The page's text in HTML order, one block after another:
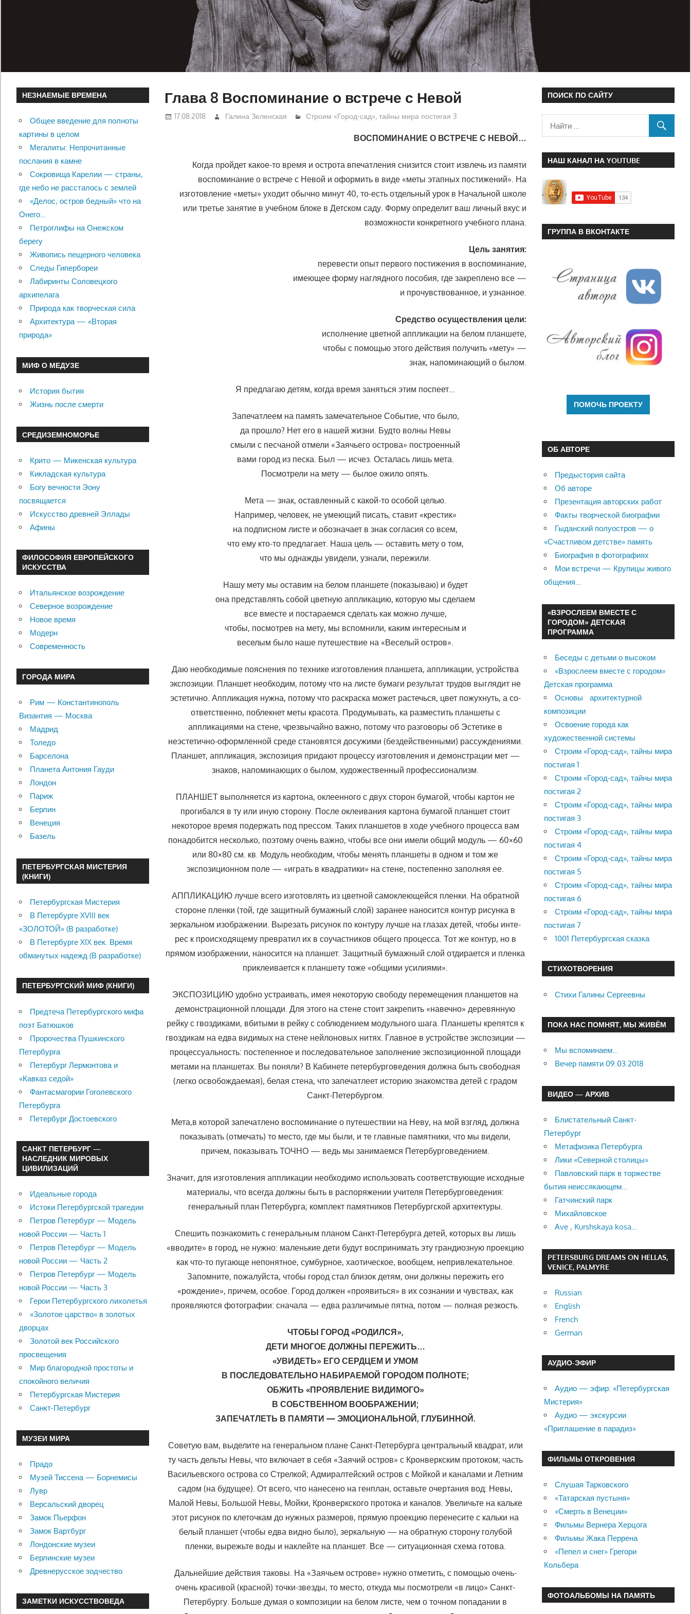
Глава 8 Воспоминание о встрече с Невой
17.08.2018 Галина Зеленская Строим «Город-сад», тайны мира постигая 3
ВОСПОМИНАНИЕ О ВСТРЕЧЕ С НЕВОЙ…
Когда пройдет какое-то время и острота впечатления снизится стоит извлечь из памяти
воспоминание о встрече с Невой и оформить в виде «меты этапных постижений». На
изготовление «меты» уходит обычно минут 40, то-есть отдельный урок в Начальной школе
или тре­тье занятие в учебном блоке в Детском саду. Форму определит ваш личный вкус и
возможности конкретного учебного плана.
Цель занятия:
перевести опыт первого постижения в воспоминание,
имеющее форму наглядного пособия, где закреплено все —
и прочувствованное, и узнанное.
Средство осуществления цели:
исполнение цветной аппликации на белом планшете,
чтобы с помощью этого действия получить «мету» —
знак, напоминающий о былом.
Я предлагаю детям, когда время заняться этим поспеет…
Запечатлеем на память замечательное Событие, что было,
да прошло? Нет его в нашей жизни. Будто волны Невы
смыли с песчаной отмели «Заячьего острова» построенный
вами город из песка. Был — исчез. Осталась лишь мета.
Посмотрели на мету — былое ожило опять.
Мета — знак, оставленный с какой-то особой целью.
Например, человек, не умеющий писать, ставит «крестик»
на подписном листе и обозначает в знак согласия со всем,
что ему кто-то предлагает. Наша цель — оставить мету о том,
что мы однажды увидели, узнали, пережили.
Нашу мету мы оставим на белом планшете (показываю) и будет
она представлять собой цветную аппликацию, которую мы сделаем
все вместе и постараемся сделать как можно лучше,
чтобы, посмотрев на мету, мы вспомнили, каким интересным и
веселым было наше путешествие на «Веселый остров».
Даю необходимые пояснения по технике изготовления планшета, аппликации, устройства
экспозиции. Планшет необходим, потому что на листе бумаги результат трудов выглядит не
эстетично. Аппликация нужна, потому что раскраска может растечься, цвет пожухнуть, а со­
ответственно, поблекнет меты красота. Продумывать, ка разместить планшеты с
аппликациями на стене, чрезвычайно важно, потому что разговоры об Эстетике в
неэстетично-оформленной среде становятся досужими (бездейственными) рассуждениями.
Планшет, аппликация, экспозиция придают процессу изготовления и демонстрации мет —
зна­ков, напоминающих о былом, художественный профессионализм.
ПЛАНШЕТ выполняется из картона, оклеенного с двух сторон бумагой, чтобы картон не
прогибался в ту или иную сторону. После оклеивания картона бумагой планшет стоит
некоторое время подер­жать под прессом. Таких планшетов в ходе учебного процесса вам
понадобится несколько, поэтому очень важно, чтобы все они имели общий модуль — 60×60
или 80×80 см. кв. Модуль необходим, чтобы менять планшеты в одном и том же
экспозиционном поле — «играть в квадратики» на стене, постепенно заполняя ее.
АППЛИКАЦИЮ лучше всего изготовлять из цветной самоклею­щейся пленки. На обратной
стороне пленки (той, где защитный бумаж­ный слой) заранее наносится контур рисунка в
зеркальном изображе­нии. Вырезать рисунок по контуру лучше на глазах детей, чтобы инте­
рес к происходящему превратил их в соучастников общего процесса. Тот же контур, но в
прямом изображении, наносится на планшет. За­щитный бумажный слой отдирается и пленка
приклеивается к планше­ту тоже «общими усилиями».
ЭКСПОЗИЦИЮ удобно устраивать, имея некоторую свободу пе­ремещения планшетов на
демонстрационной площади. Для этого на стене стоит закрепить «навечно» деревянную
рейку с гвоздиками, вби­тыми в рейку с соблюдением модульного шага. Планшеты крепятся к
гвоздикам на едва видимых на стене нейлоновых нитях. Главное в ус­тройстве экспозиции —
процессуальность: постепенное и последова­тельное заполнение экспозиционной площади
метами на планшетах. Вы поняли? В Кабинете петербурговедения должна быть свободная
(легко освобождаемая), белая стена, что запечатлеет историю знакомства детей с градом
Санкт-Петербургом.
Мета,в которой запечатлено воспоминание о путешествии на Неву, на мой взгляд, должна
показывать (отмечать) то место, где мы были, и те главные памятники, что мы видели,
причем, показывать ТОЧНО — ведь мы занимаемся Петербурговедением.
Значит, для изготовления аппликации необходимо использовать соответствующие исходные
материалы, что всегда должны быть в рас­поряжении учителя Петербурговедения:
генеральный план Петербур­га; комплект памятников Петербургской архитектуры.
Спешить познакомить с генеральным планом Санкт-Петербурга детей, которых вы лишь
«вводите» в город, не нужно: маленькие дети будут воспринимать эту грандиозную проекцию
как что-то пугающе ­непонятное, сумбурное, хаотическое, вообщем, непривлекательное.
Запомните, пожалуйста, чтобы город стал близок детям, они должны пережить его
«рождение», причем, особое. Город должен «проявиться» в их сознании и чувствах, как
проявляются фотографии: сначала — едва различимые пятна, потом — полная резкость.
ЧТОБЫ ГОРОД «РОДИЛСЯ»,
ДЕТИ МНОГОЕ ДОЛЖНЫ ПЕРЕЖИТЬ…
«УВИДЕТЬ» ЕГО СЕРДЦЕМ И УМОМ
В ПОСЛЕДОВАТЕЛЬНО НАБИРАЕМОЙ ГОРОДОМ ПОЛНОТЕ;
ОБЖИТЬ «ПРОЯВЛЕНИЕ ВИДИМОГО»
В СОБСТВЕННОМ ВООБРАЖЕНИИ;
ЗАПЕЧАТЛЕТЬ В ПАМЯТИ — ЭМОЦИОНАЛЬНОЙ, ГЛУБИННОЙ.
Советую вам, выделите на генеральном плане Санкт-Петербурга центральный квадрат, или
ту часть дельты Невы, что включает в себя «Заячий остров» с Кронверкским протоком; часть
Васильевского остро­ва со Стрелкой; Адмиралтейский остров с Мойкой и каналами и Лет­ним
садом (на будущее). От всего, что нанесено на генплан, оставьте очертания вод: Невы,
Малой Невы, Большой Невы, Мойки, Кронверк­ского протока и каналов. Увеличьте на кальке
этот рисунок по клеточ­кам до нужных размеров, прямую проекцию перенесите с кальки на
белый планшет (чтобы едва видно было), зеркальную — на обратную сторону голубой
пленки, вырежьте воды и наклейте на планшет. Все — ситуационная схема готова.
Дальнейшие действия таковы. На «Заячьем острове» нужно отме­тить, с помощью очень-
очень красивой (красной) точки-звезды, то мес­то, откуда мы посмотрели «в лицо» Санкт-
Петербургу. Больше думая о композиции на белом листе, чем о точном попадании в
НЕЗНАЕМЫЕ ВРЕМЕНА
Общее введение для полноты
картины в целом
Мегалиты: Непрочитанные
послания в камне
Сокровища Карелии — страны,
где небо не рассталось с землей
«Делос, остров бедный» что на
Онего…
Петроглифы на Онежском
берегу
Живопись пещерного человека
Следы Гипербореи
Лабиринты Соловецкого
архипелага
Природа как творческая сила
Архитектура — «Вторая
природа»
МИФ О МЕДУЗЕ
История бытия
Жизнь после смерти
СРЕДИЗЕМНОМОРЬЕ
Крито — Микенская культура
Кикладская культура
Богу вечности Эону
посвящается
Искусство древней Эллады
Афины
ФИЛОСОФИЯ ЕВРОПЕЙСКОГО
ИСКУССТВА
Итальянское возрождение
Северное возрождение
Новое время
Модерн
Современность
ГОРОДА МИРА
Рим — Константинополь
Византия — Москва
Мадрид
Толедо
Барселона
Планета Антония Гауди
Лондон
Париж
Берлин
Венеция
Базель
ПЕТЕРБУРГСКАЯ МИСТЕРИЯ
(КНИГИ)
Петербургская Мистерия
В Петербурге XVIII век
«ЗОЛОТОЙ» (В разработке)
В Петербурге XIX век. Время
обманутых надежд (В разработке)
ПЕТЕРБУРГСКИЙ МИФ (КНИГИ)
Предтеча Петербургского мифа
поэт Батюшков
Пророчества Пушкинского
Петербурга
Петербург Лермонтова и
«Кавказ седой»
Фантасмагории Гоголевского
Петербурга
Петербург Достоевского
САНКТ ПЕТЕРБУРГ —
НАСЛЕДНИК МИРОВЫХ
ЦИВИЛИЗАЦИЙ
Идеальные города
Истоки Петербургской трагедии
Петров Петербург — Модель
новой России — Часть 1
Петров Петербург — Модель
новой России — Часть 2
Петров Петербург — Модель
новой России — Часть 3
Герои Петербургского лихолетья
«Золотое царство» в золотых
дворцах
Золотой век Российского
просвещения
Мир благородной простоты и
спокойного величия
Петербургская Мистерия
Санкт-Петербург
МУЗЕИ МИРА
Прадо
Музей Тиссена — Борнемисы
Лувр
Версальский дворец
Замок Пьерфон
Замок Вартбург
Лондонские музеи
Берлинские музеи
Древнерусское зодчество
ЗАМЕТКИ ИСКУССТВОВЕДА
ПОИСК ПО САЙТУ
НАШ КАНАЛ НА YOUTUBE
ГРУППА В ВКОНТАКТЕ
ОБ АВТОРЕ
Предыстория сайта
Об авторе
Презентация авторских работ
Факты творческой биографии
Гыданский полуостров — о
«Счастливом детстве» память
Биография в фотографиях
Мои встречи — Крупицы живого
общения…
«ВЗРОСЛЕЕМ ВМЕСТЕ С
ГОРОДОМ» ДЕТСКАЯ
ПРОГРАММА
Беседы с детьми о высоком
«Взрослеем вместе с городом»
Детская программа
Основы архитектурной
композиции
Освоение города как
художественной системы
Строим «Город-сад», тайны мира
постигая 1
Строим «Город-сад», тайны мира
постигая 2
Строим «Город-сад», тайны мира
постигая 3
Строим «Город-сад», тайны мира
постигая 4
Строим «Город-сад», тайны мира
постигая 5
Строим «Город-сад», тайны мира
постигая 6
Строим «Город-сад», тайны мира
постигая 7
1001 Петербургская сказка
СТИХОТВОРЕНИЯ
Стихи Галины Сергеевны
ПОКА НАС ПОМНЯТ, МЫ ЖИВЁМ
Мы вспоминаем…
Вечер памяти 09.03.2018
ВИДЕО — АРХИВ
Блистательный Санкт-
Петербург
Метафизика Петербурга
Лики «Северной столицы»
Павловский парк в торжестве
бытия неиссякающем…
Гатчинский парк
Михайловское
Ave , Kurshskaya kosa…
PETERSBURG DREAMS ON HELLAS,
VENICE, PALMYRE
Russian
English
French
German
АУДИО-ЭФИР
Аудио — эфир: «Петербургская
Мистерия»
Аудио — экскурсии
«Приглашение в парадиз»
ФИЛЬМЫ ОТКРОВЕНИЯ
Слушая Тарковского
«Татарская пустыня»
«Смерть в Венеции»
Фильмы Вернера Херцога
Фильмы Жака Перрена
«Пепел и снег» Грегори
Кольбера
ФОТОАЛЬБОМЫ НА ПАМЯТЬ